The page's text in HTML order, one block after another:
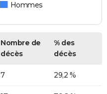
Hommes
Nombre de
décès
% des
décès
7 29,2 %